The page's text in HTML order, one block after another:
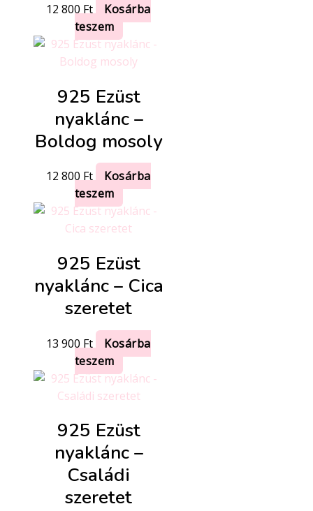
12 800 Ft
Kosárba
teszem
925 Ezüst
nyaklánc –
Boldog mosoly
12 800Ft
Kosárba
teszem
925 Ezüst
nyaklánc – Cica
szeretet
13 900 Ft
Kosárba
teszem
925 Ezüst
nyaklánc –
Családi
szeretet